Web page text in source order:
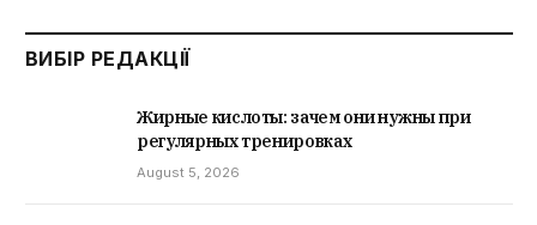
ВИБІР РЕДАКЦІЇ
Жирные кислоты: зачем они нужны при
регулярных тренировках
August 5, 2026